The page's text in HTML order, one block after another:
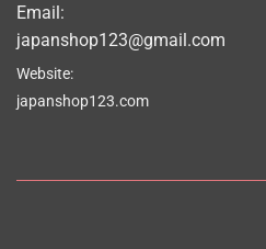
Email:
japanshop123@gmail.com
Website:
japanshop123.com